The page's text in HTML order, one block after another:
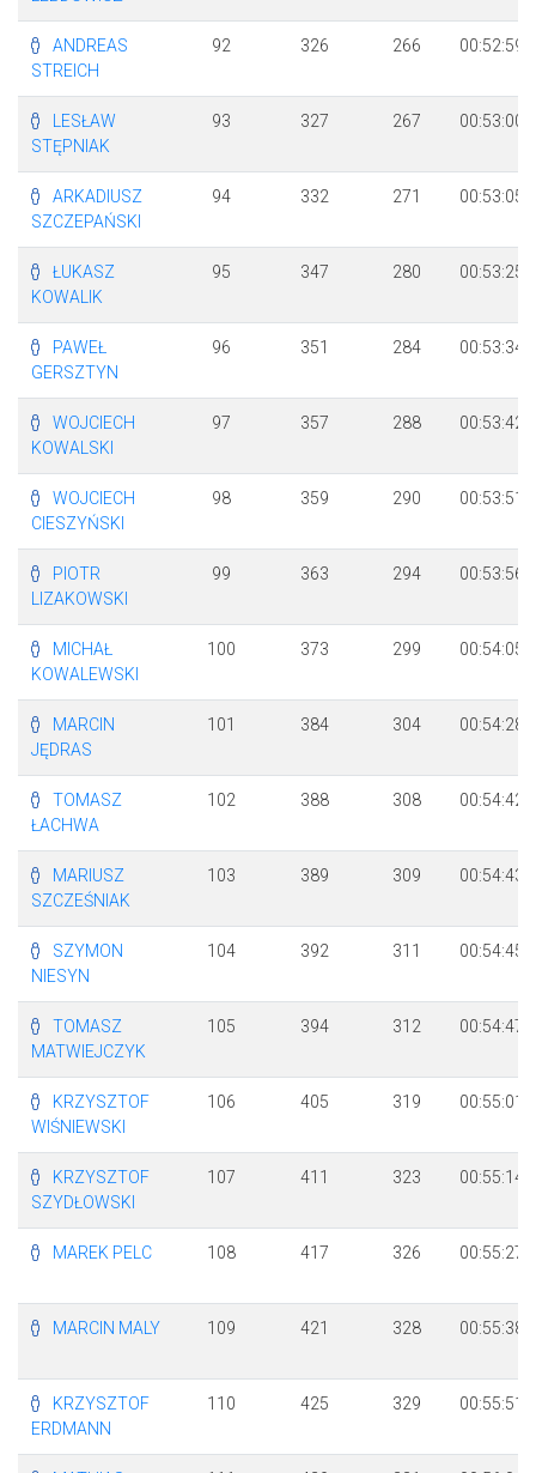
ANDREAS
STREICH
92 326 266 00:52:59
LESŁAW
STĘPNIAK
93 327 267 00:53:00
ARKADIUSZ
SZCZEPAŃSKI
94 332 271 00:53:05
ŁUKASZ
KOWALIK
95 347 280 00:53:25
PAWEŁ
GERSZTYN
96 351 284 00:53:34
WOJCIECH
KOWALSKI
97 357 288 00:53:42
WOJCIECH
CIESZYŃSKI
98 359 290 00:53:51
PIOTR
LIZAKOWSKI
99 363 294 00:53:56
MICHAŁ
KOWALEWSKI
100 373 299 00:54:05
MARCIN
JĘDRAS
101 384 304 00:54:28
TOMASZ
ŁACHWA
102 388 308 00:54:42
MARIUSZ
SZCZEŚNIAK
103 389 309 00:54:43
SZYMON
NIESYN
104 392 311 00:54:45
TOMASZ
MATWIEJCZYK
105 394 312 00:54:47
KRZYSZTOF
WIŚNIEWSKI
106 405 319 00:55:01
KRZYSZTOF
SZYDŁOWSKI
107 411 323 00:55:14
MAREK PELC 108 417 326 00:55:27
MARCIN MALY 109 421 328 00:55:38
KRZYSZTOF
ERDMANN
110 425 329 00:55:51